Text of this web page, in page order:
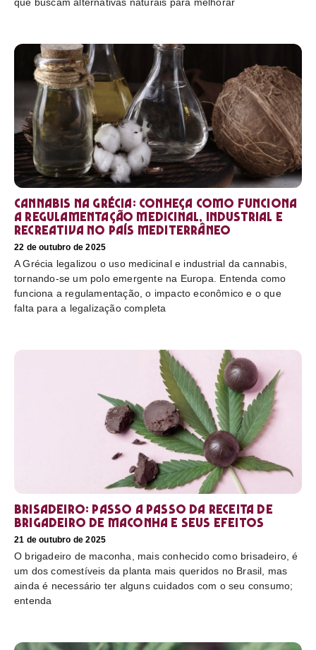
Cannabis na Grécia: conheça como funciona
a regulamentação medicinal, industrial e
recreativa no país mediterrâneo
22 de outubro de 2025
A Grécia legalizou o uso medicinal e industrial da cannabis,
tornando-se um polo emergente na Europa. Entenda como
funciona a regulamentação, o impacto econômico e o que
falta para a legalização completa
Brisadeiro: passo a passo da receita de
brigadeiro de maconha e seus efeitos
21 de outubro de 2025
O brigadeiro de maconha, mais conhecido como brisadeiro, é
um dos comestíveis da planta mais queridos no Brasil, mas
ainda é necessário ter alguns cuidados com o seu consumo;
entenda